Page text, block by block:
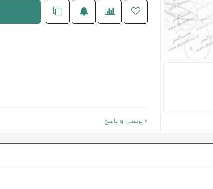
0 پرسش و پاسخ